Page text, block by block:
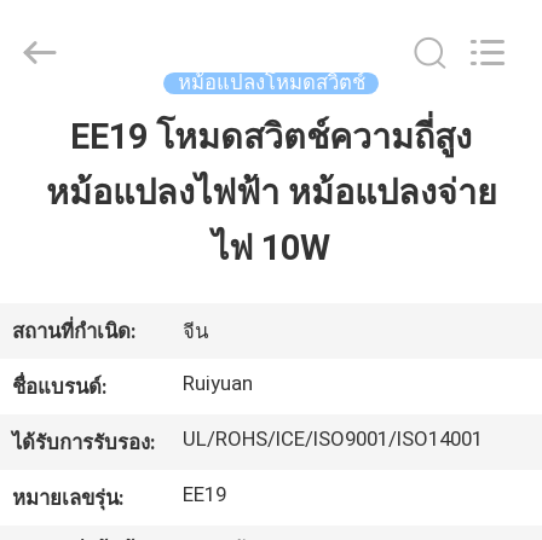
วิดีโอ
Electric
Material
หม้อแปลงโหมดสวิตช์
EE19 โหมดสวิตช์ความถี่สูง
หม้อแปลงไฟฟ้า หม้อแปลงจ่าย
ไฟ 10W
สถานที่กำเนิด: จีน
ชื่อแบรนด์: Ruiyuan
ได้รับการรับรอง: UL/ROHS/ICE/ISO9001/ISO14001
หมายเลขรุ่น: EE19